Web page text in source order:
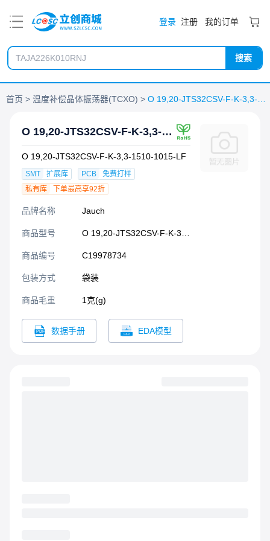
登录 注册 我的订单
搜索
首页 温度补偿晶体振荡器(TCXO)
O 19,20-JTS32CSV-F-K-3,3-1510-1015-LF
O 19,20-JTS32CSV-F-K-3,3-1510-1015-LF
SMT 扩展库 PCB
免费打样
私有库
下单最高享92折
品牌名称 Jauch
商品型号
商品编号 C19978734
包装方式 袋装
商品毛重 1克(g)
数据手册 EDA模型